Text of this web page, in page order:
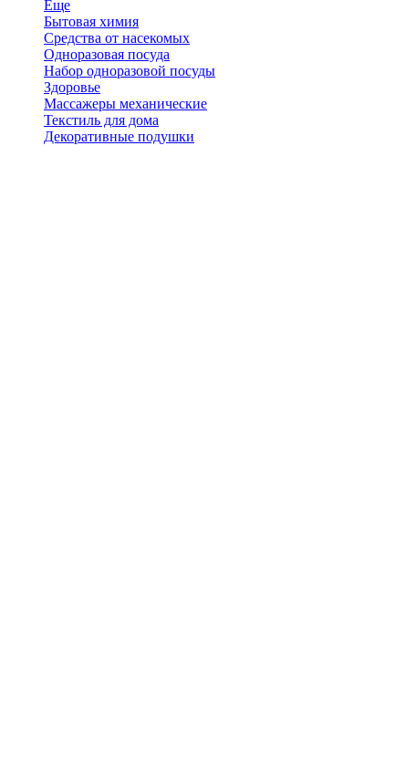
Еще
Бытовая химия
Средства от насекомых
Одноразовая посуда
Набор одноразовой посуды
Здоровье
Массажеры механические
Текстиль для дома
Декоративные подушки